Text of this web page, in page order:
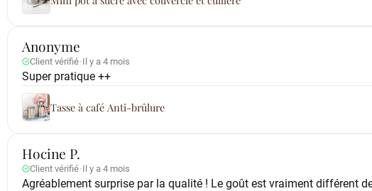
Anonyme
Client vérifié· Il y a 4 mois
Super pratique ++
Tasse à café Anti-brûlure
Hocine P.
Client vérifié· Il y a 4 mois
Agréablement surprise par la qualité ! Le goût est vraiment différent